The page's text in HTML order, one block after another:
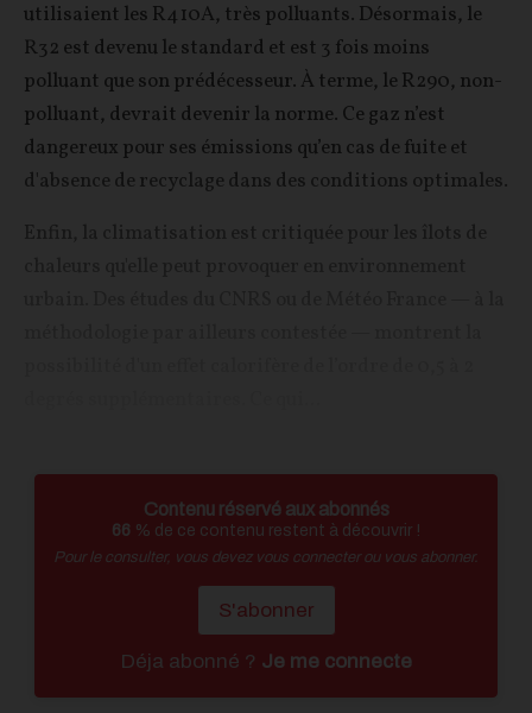
utilisaient les R410A, très polluants. Désormais, le
R32 est devenu le standard et est 3 fois moins
polluant que son prédécesseur. À terme, le R290, non-
polluant, devrait devenir la norme. Ce gaz n’est
dangereux pour ses émissions qu’en cas de fuite et
d'absence de recyclage dans des conditions optimales.
Contenu réservé aux abonnés
66 % de ce contenu restent à découvrir !
Pour le consulter, vous devez vous connecter ou vous abonner.
S'abonner
Déja abonné ? Je me connecte